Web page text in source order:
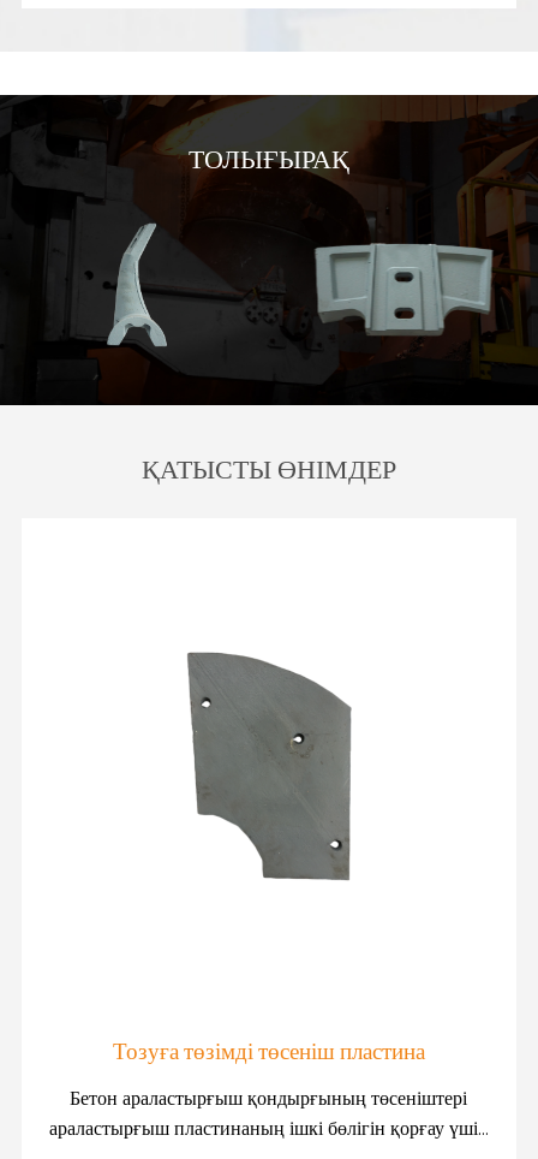
ТОЛЫҒЫРАҚ
ҚАТЫСТЫ ӨНІМДЕР
Тозуға төзімді төсеніш пластина
Бетон араластырғыш қондырғының төсеніштері
араластырғыш пластинаның ішкі бөлігін қорғау үшін